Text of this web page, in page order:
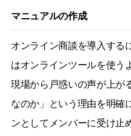
マニュアルの作成
オンライン商談を導入する
はオンラインツールを使う
現場から戸惑いの声が上が
なのか」という理由を明確
ンとしてメンバーに受け止